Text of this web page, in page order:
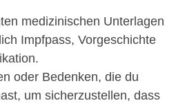
medizinischen Unterlagen
Impfpass, Vorgeschichte
oder Bedenken, die du
um sicherzustellen, dass